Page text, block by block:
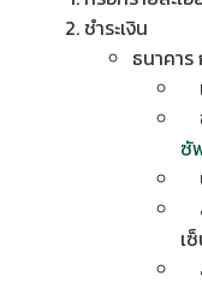
ชำระเงิน
ธนาคาร
ซั
เ